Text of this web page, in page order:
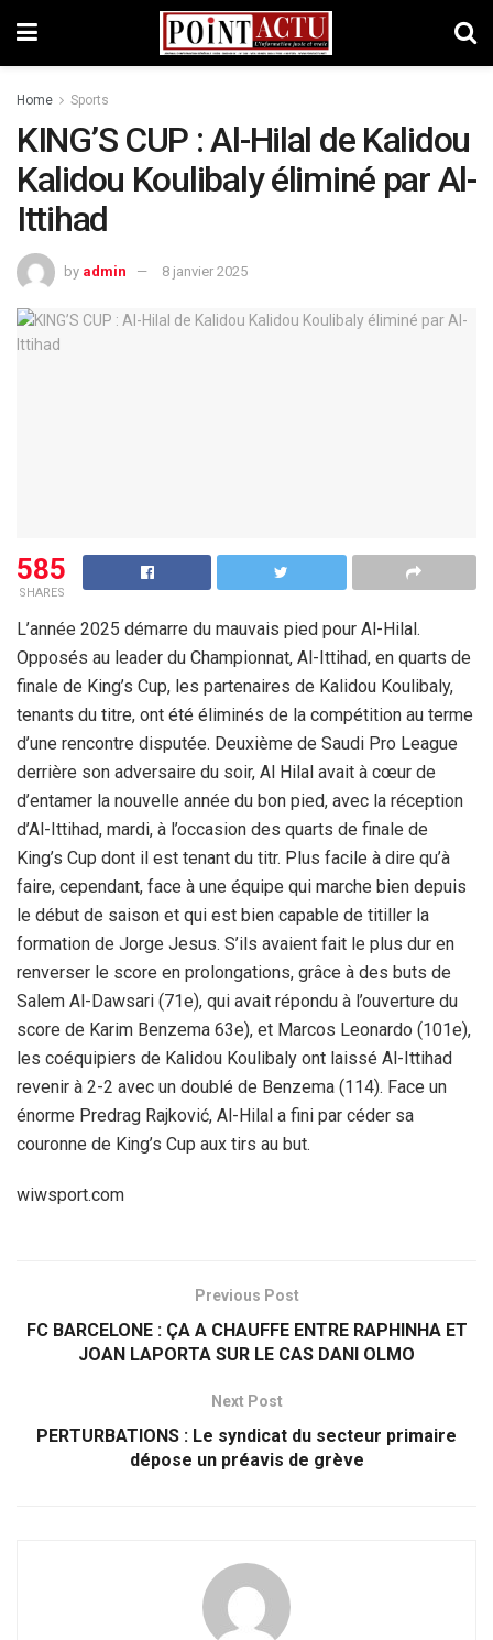
Home Sports
KING’S CUP : Al-Hilal de Kalidou
Kalidou Koulibaly éliminé par Al-
Ittihad
by admin 8 janvier 2025
585
SHARES
L’année 2025 démarre du mauvais pied pour Al-Hilal.
Opposés au leader du Championnat, Al-Ittihad, en quarts de
finale de King’s Cup, les partenaires de Kalidou Koulibaly,
tenants du titre, ont été éliminés de la compétition au terme
d’une rencontre disputée. Deuxième de Saudi Pro League
derrière son adversaire du soir, Al Hilal avait à cœur de
d’entamer la nouvelle année du bon pied, avec la réception
d’Al-Ittihad, mardi, à l’occasion des quarts de finale de
King’s Cup dont il est tenant du titr. Plus facile à dire qu’à
faire, cependant, face à une équipe qui marche bien depuis
le début de saison et qui est bien capable de titiller la
formation de Jorge Jesus. S’ils avaient fait le plus dur en
renverser le score en prolongations, grâce à des buts de
Salem Al-Dawsari (71e), qui avait répondu à l’ouverture du
score de Karim Benzema 63e), et Marcos Leonardo (101e),
les coéquipiers de Kalidou Koulibaly ont laissé Al-Ittihad
revenir à 2-2 avec un doublé de Benzema (114). Face un
énorme Predrag Rajković, Al-Hilal a fini par céder sa
couronne de King’s Cup aux tirs au but.
wiwsport.com
Previous Post
FC BARCELONE : ÇA A CHAUFFE ENTRE RAPHINHA ET
JOAN LAPORTA SUR LE CAS DANI OLMO
Next Post
PERTURBATIONS : Le syndicat du secteur primaire
dépose un préavis de grève